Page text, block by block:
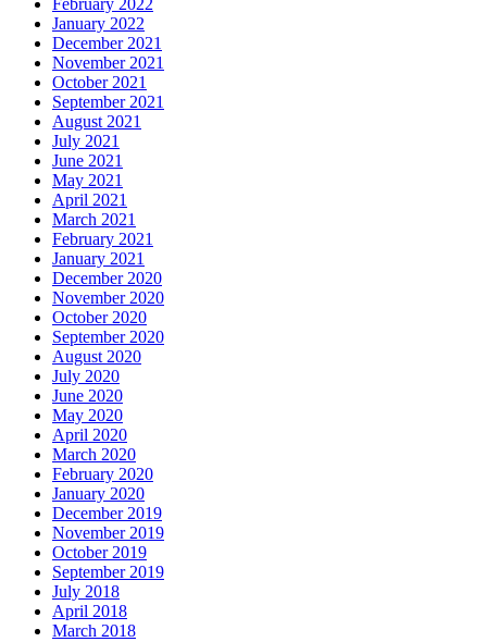
February 2022
January 2022
December 2021
November 2021
October 2021
September 2021
August 2021
July 2021
June 2021
May 2021
April 2021
March 2021
February 2021
January 2021
December 2020
November 2020
October 2020
September 2020
August 2020
July 2020
June 2020
May 2020
April 2020
March 2020
February 2020
January 2020
December 2019
November 2019
October 2019
September 2019
July 2018
April 2018
March 2018